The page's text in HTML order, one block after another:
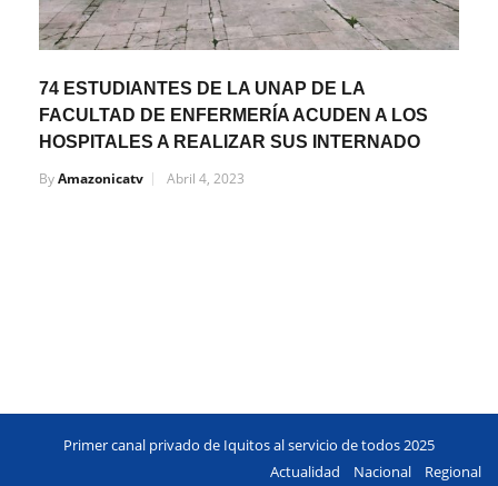
74 ESTUDIANTES DE LA UNAP DE LA
FACULTAD DE ENFERMERÍA ACUDEN A LOS
HOSPITALES A REALIZAR SUS INTERNADO
ByAmazonicatv Abril 4, 2023
Primer canal privado de Iquitos al servicio de todos 2025
Actualidad
Nacional Regional